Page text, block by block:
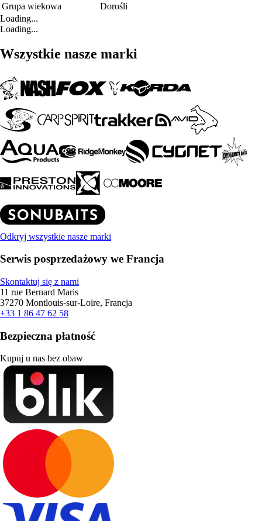
Grupa wiekowa
Dorośli
Loading...
Loading...
Wszystkie nasze marki
Odkryj wszystkie nasze marki
Serwis posprzedażowy we Francja
Skontaktuj się z nami
11 rue Bernard Maris
37270 Montlouis-sur-Loire, Francja
+33 1 86 47 62 58
Bezpieczna płatność
Kupuj u nas bez obaw